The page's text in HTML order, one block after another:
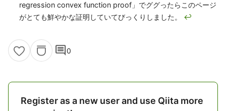
regression convex function proof」でググったらこのページ
がとても鮮やかな証明していてびっくりしました。 ↩
comment0
Register as a new user and use Qiita more